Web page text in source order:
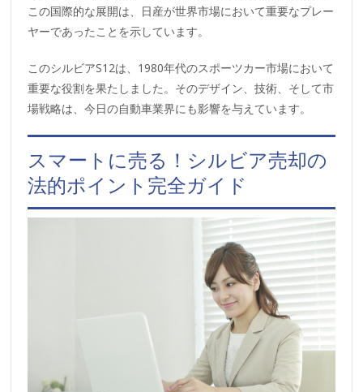
この国際的な展開は、日産が世界市場において重要なプレー
ヤーであったことを示しています。
このシルビアS12は、1980年代のスポーツカー市場において
重要な役割を果たしました。そのデザイン、技術、そして市
場戦略は、今日の自動車業界にも影響を与えています。
スマートに売る！シルビア売却の
法的ポイント完全ガイド